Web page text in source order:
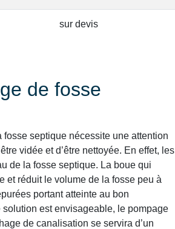
sur devis
de fosse
septique nécessite une attention
vidée et d’être nettoyée. En effet, les
de la fosse septique. La boue qui
et réduit le volume de la fosse peu à
portant atteinte au bon
solution est envisageable, le pompage
de canalisation se servira d’un